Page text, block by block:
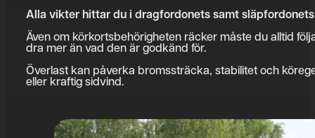
Alla vikter hittar du i dragfordonets samt
Även om körkortsbehörigheten räcker måste du alltid
dra mer än vad den är godkänd för.
Överlast kan påverka bromssträcka, stabilitet och
eller kraftig sidvind.